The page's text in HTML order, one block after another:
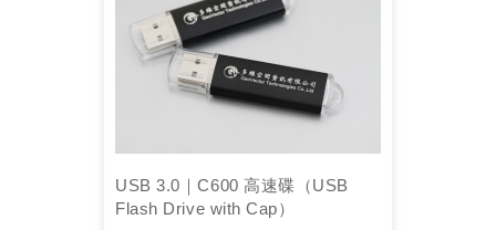
USB 3.0｜C600 高速碟（USB
Flash Drive with Cap）